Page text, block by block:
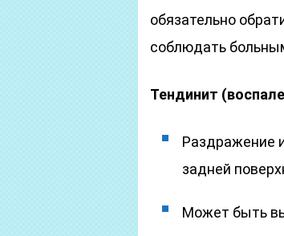
обязательно
соблюдать
Тендинит
Раздражение
задней
Может быть